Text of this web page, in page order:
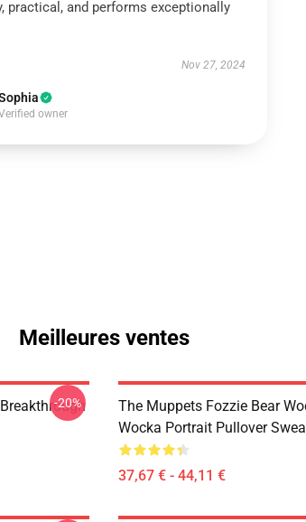
practical, and performs exceptionally
Nov 27, 2024
owner
Meilleures ventes
-20%
The Muppets Fozzie Bear
Wocka Portrait Pullover
37,67 € - 44,11 €